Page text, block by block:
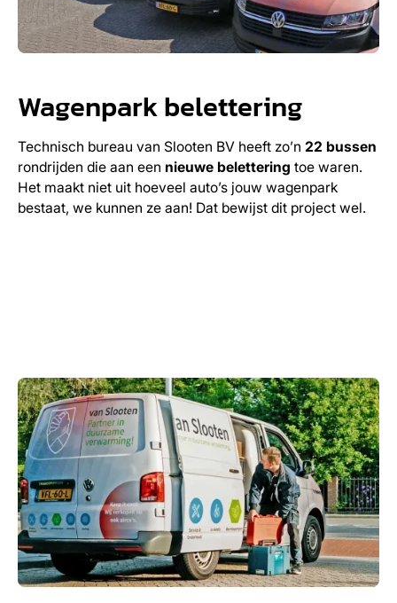
Wagenpark belettering
Technisch bureau van Slooten BV heeft zo’n 22 bussen
rondrijden die aan een nieuwe belettering toe waren.
Het maakt niet uit hoeveel auto’s jouw wagenpark
bestaat, we kunnen ze aan! Dat bewijst dit project wel.